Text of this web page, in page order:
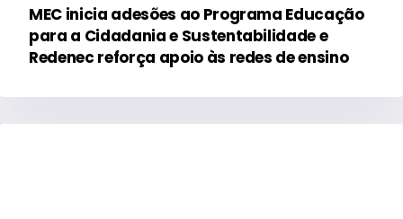
MEC inicia adesões ao Programa Educação
para a Cidadania e Sustentabilidade e
Redenec reforça apoio às redes de ensino